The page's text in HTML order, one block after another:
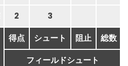
2 3
得点 シュート 阻止 総数
フィールドシュート